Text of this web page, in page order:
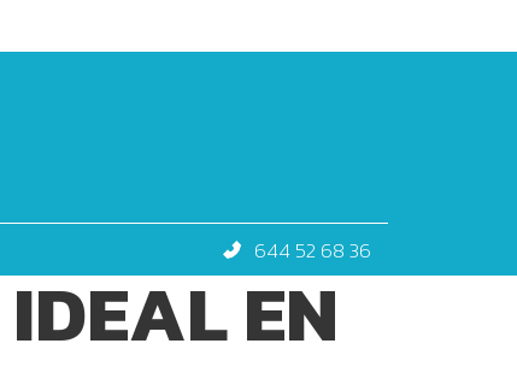
644 52 68 36
IDEAL EN